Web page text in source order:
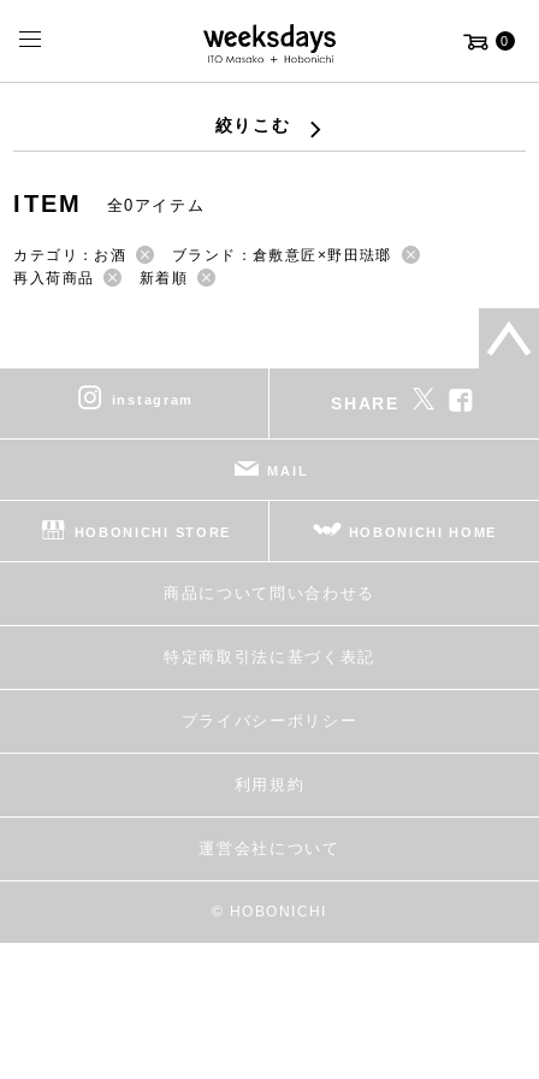
0
絞りこむ
ITEM 全0アイテム
カテゴリ：お酒
ブランド：倉敷意匠×野田琺瑯
再入荷商品
新着順
instagram SHARE
MAIL
HOBONICHI STORE HOBONICHI HOME
商品について問い合わせる
特定商取引法に基づく表記
プライバシーポリシー
利用規約
運営会社について
© HOBONICHI